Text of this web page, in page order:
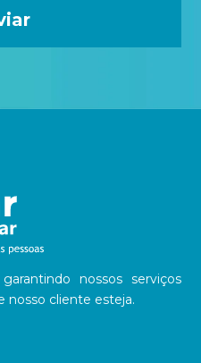
nossos serviços
nosso cliente esteja.